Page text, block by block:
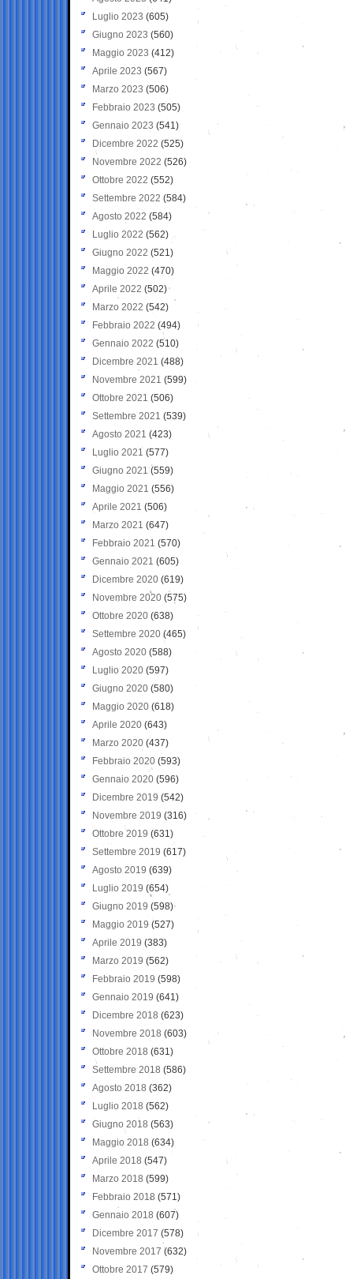
Luglio 2023 (605)
Giugno 2023 (560)
Maggio 2023 (412)
Aprile 2023 (567)
Marzo 2023 (506)
Febbraio 2023 (505)
Gennaio 2023 (541)
Dicembre 2022 (525)
Novembre 2022 (526)
Ottobre 2022 (552)
Settembre 2022 (584)
Agosto 2022 (584)
Luglio 2022 (562)
Giugno 2022 (521)
Maggio 2022 (470)
Aprile 2022 (502)
Marzo 2022 (542)
Febbraio 2022 (494)
Gennaio 2022 (510)
Dicembre 2021 (488)
Novembre 2021 (599)
Ottobre 2021 (506)
Settembre 2021 (539)
Agosto 2021 (423)
Luglio 2021 (577)
Giugno 2021(559)
Maggio 2021 (556)
Aprile 2021 (506)
Marzo 2021 (647)
Febbraio 2021 (570)
Gennaio 2021 (605)
Dicembre 2020 (619)
Novembre 2020 (575)
Ottobre 2020 (638)
Settembre 2020(465)
Agosto 2020 (588)
Luglio 2020 (597)
Giugno 2020 (580)
Maggio 2020 (618)
Aprile 2020 (643)
Marzo 2020 (437)
Febbraio 2020 (593)
Gennaio 2020 (596)
Dicembre 2019 (542)
Novembre 2019 (316)
Ottobre 2019 (631)
Settembre 2019 (617)
Agosto 2019 (639)
Luglio 2019 (654)
Giugno 2019 (598)
Maggio 2019 (527)
Aprile 2019 (383)
Marzo 2019 (562)
Febbraio 2019 (598)
Gennaio 2019 (641)
Dicembre 2018 (623)
Novembre 2018 (603)
Ottobre 2018 (631)
Settembre 2018 (586)
Agosto 2018 (362)
Luglio 2018 (562)
Giugno 2018 (563)
Maggio 2018 (634)
Aprile 2018 (547)
Marzo 2018 (599)
Febbraio 2018 (571)
Gennaio 2018 (607)
Dicembre 2017 (578)
Novembre 2017 (632)
Ottobre 2017 (579)